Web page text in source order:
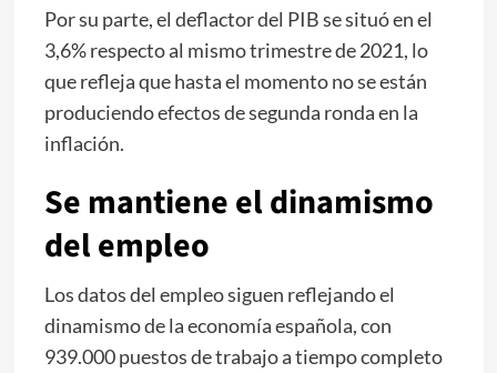
Por su parte, el deflactor del PIB se situó en el
3,6% respecto al mismo trimestre de 2021, lo
que refleja que hasta el momento no se están
produciendo efectos de segunda ronda en la
inflación.
Se mantiene el dinamismo
del empleo
Los datos del empleo siguen reflejando el
dinamismo de la economía española, con
939.000 puestos de trabajo a tiempo completo